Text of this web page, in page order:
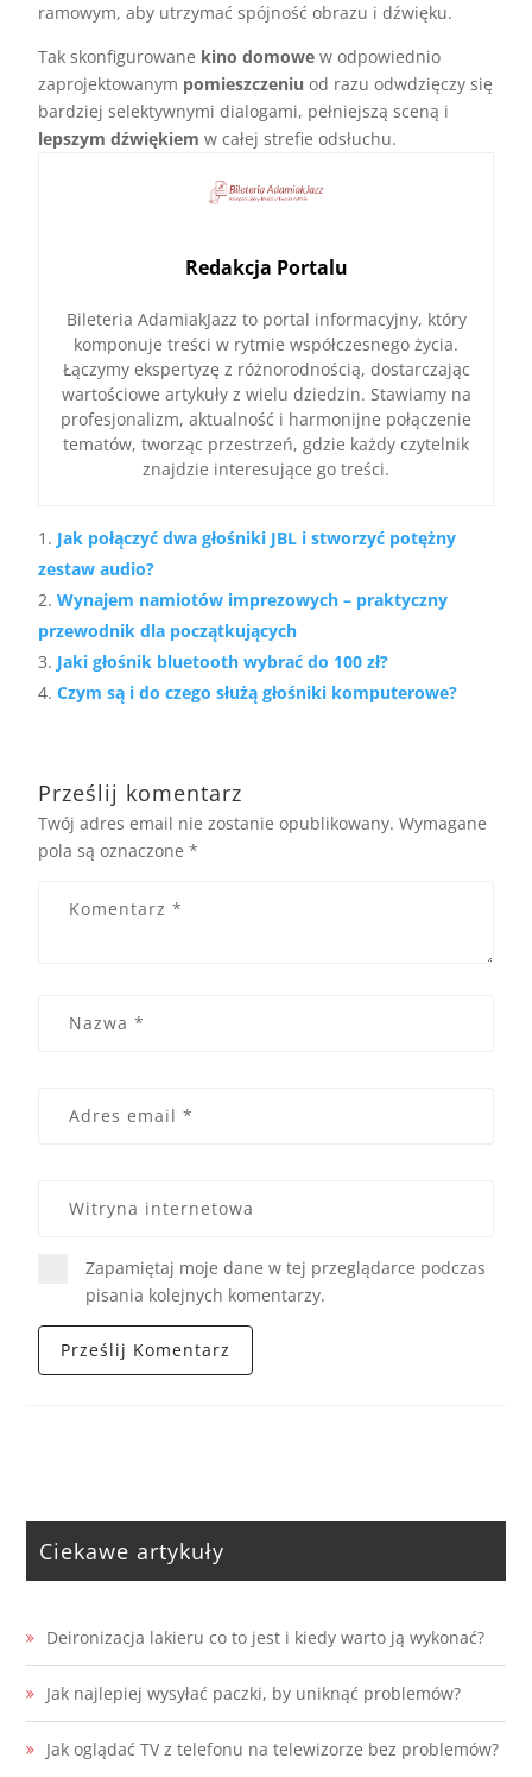
ramowym, aby utrzymać spójność obrazu i dźwięku.
Tak skonfigurowane kino domowe w odpowiednio
zaprojektowanym pomieszczeniu od razu odwdzięczy się
bardziej selektywnymi dialogami, pełniejszą sceną i
lepszym dźwiękiem w całej strefie odsłuchu.
Redakcja Portalu
Bileteria AdamiakJazz to portal informacyjny, który
komponuje treści w rytmie współczesnego życia.
Łączymy ekspertyzę z różnorodnością, dostarczając
wartościowe artykuły z wielu dziedzin. Stawiamy na
profesjonalizm, aktualność i harmonijne połączenie
tematów, tworząc przestrzeń, gdzie każdy czytelnik
znajdzie interesujące go treści.
Jak połączyć dwa głośniki JBL i stworzyć potężny
zestaw audio?
Wynajem namiotów imprezowych – praktyczny
przewodnik dla początkujących
Jaki głośnik bluetooth wybrać do 100 zł?
Czym są i do czego służą głośniki komputerowe?
Prześlij komentarz
Twój adres email nie zostanie opublikowany. Wymagane
pola są oznaczone*
Zapamiętaj moje dane w tej przeglądarce podczas
pisania kolejnych komentarzy.
Ciekawe artykuły
Deironizacja lakieru co to jest i kiedy warto ją wykonać?
Jak najlepiej wysyłać paczki, by uniknąć problemów?
Jak oglądać TV z telefonu na telewizorze bez problemów?